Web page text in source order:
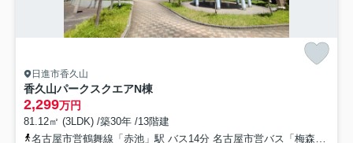
日進市香久山
香久山パークスクエアN棟
2,299万円
81.12㎡ (3LDK) /築30年 /13階建
名古屋市営鶴舞線「赤池」駅 バス14分 名古屋市営バス「梅森荘」 停歩10分